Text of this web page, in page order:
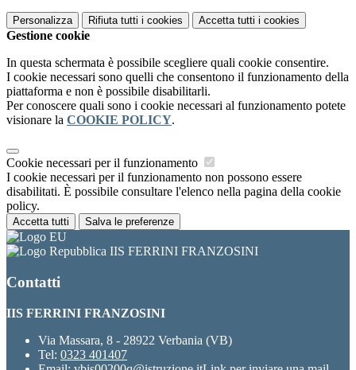
Personalizza Rifiuta tutti i cookies Accetta tutti i cookies
Gestione cookie
In questa schermata è possibile scegliere quali cookie consentire.
I cookie necessari sono quelli che consentono il funzionamento della
piattaforma e non è possibile disabilitarli.
Per conoscere quali sono i cookie necessari al funzionamento potete
visionare la COOKIE POLICY.
Cookie necessari per il funzionamento
I cookie necessari per il funzionamento non possono essere
disabilitati. È possibile consultare l'elenco nella pagina della cookie
policy.
Accetta tutti Salva le preferenze
IIS FERRINI FRANZOSINI
Contatti
IIS FERRINI FRANZOSINI
Via Massara, 8 - 28922 Verbania (VB)
Tel: 0323 401407